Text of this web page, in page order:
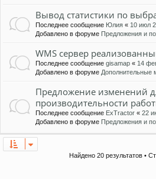
Вывод статистики по
Последнее сообщение Юлия « 10 июл
Добавлено в форуме Предложения и
WMS сервер
Последнее сообщение gisamap « 14
Добавлено в форуме Дополнительные
Предложение изменений
производительности
Последнее сообщение ExTractor « 22
Добавлено в форуме Предложения и
Найдено 20 результатов •